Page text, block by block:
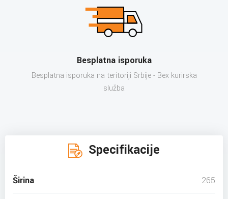
Besplatna isporuka
Besplatna isporuka na teritoriji Srbije - Bex kurirska
služba
Specifikacije
Širina 265